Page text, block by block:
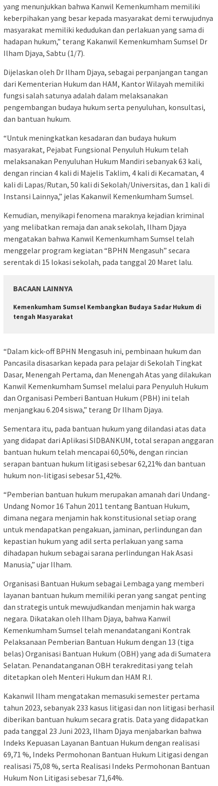
yang menunjukkan bahwa Kanwil Kemenkumham memiliki
keberpihakan yang besar kepada masyarakat demi terwujudnya
masyarakat memiliki kedudukan dan perlakuan yang sama di
hadapan hukum,” terang Kakanwil Kemenkumham Sumsel Dr
Ilham Djaya, Sabtu (1/7).
Dijelaskan oleh Dr Ilham Djaya, sebagai perpanjangan tangan
dari Kementerian Hukum dan HAM, Kantor Wilayah memiliki
fungsi salah satunya adalah dalam melaksanakan
pengembangan budaya hukum serta penyuluhan, konsultasi,
dan bantuan hukum.
“Untuk meningkatkan kesadaran dan budaya hukum
masyarakat, Pejabat Fungsional Penyuluh Hukum telah
melaksanakan Penyuluhan Hukum Mandiri sebanyak 63 kali,
dengan rincian 4 kali di Majelis Taklim, 4 kali di Kecamatan, 4
kali di Lapas/Rutan, 50 kali di Sekolah/Universitas, dan 1 kali di
Instansi Lainnya,” jelas Kakanwil Kemenkumham Sumsel.
Kemudian, menyikapi fenomena maraknya kejadian kriminal
yang melibatkan remaja dan anak sekolah, Ilham Djaya
mengatakan bahwa Kanwil Kemenkumham Sumsel telah
menggelar program kegiatan “BPHN Mengasuh” secara
serentak di 15 lokasi sekolah, pada tanggal 20 Maret lalu.
BACAAN LAINNYA
Kemenkumham Sumsel Kembangkan Budaya Sadar Hukum di
tengah Masyarakat
“Dalam kick-off BPHN Mengasuh ini, pembinaan hukum dan
Pancasila disasarkan kepada para pelajar di Sekolah Tingkat
Dasar, Menengah Pertama, dan Menengah Atas yang dilakukan
Kanwil Kemenkumham Sumsel melalui para Penyuluh Hukum
dan Organisasi Pemberi Bantuan Hukum (PBH) ini telah
menjangkau 6.204 siswa,” terang Dr Ilham Djaya.
Sementara itu, pada bantuan hukum yang dilandasi atas data
yang didapat dari Aplikasi SIDBANKUM, total serapan anggaran
bantuan hukum telah mencapai 60,50%, dengan rincian
serapan bantuan hukum litigasi sebesar 62,21% dan bantuan
hukum non-litigasi sebesar 51,42%.
“Pemberian bantuan hukum merupakan amanah dari Undang-
Undang Nomor 16 Tahun 2011 tentang Bantuan Hukum,
dimana negara menjamin hak konstitusional setiap orang
untuk mendapatkan pengakuan, jaminan, perlindungan dan
kepastian hukum yang adil serta perlakuan yang sama
dihadapan hukum sebagai sarana perlindungan Hak Asasi
Manusia,” ujar Ilham.
Organisasi Bantuan Hukum sebagai Lembaga yang memberi
layanan bantuan hukum memiliki peran yang sangat penting
dan strategis untuk mewujudkandan menjamin hak warga
negara. Dikatakan oleh Ilham Djaya, bahwa Kanwil
Kemenkumham Sumsel telah menandatangani Kontrak
Pelaksanaan Pemberian Bantuan Hukum dengan 13 (tiga
belas) Organisasi Bantuan Hukum (OBH) yang ada di Sumatera
Selatan. Penandatanganan OBH terakreditasi yang telah
ditetapkan oleh Menteri Hukum dan HAM R.I.
Kakanwil Ilham mengatakan memasuki semester pertama
tahun 2023, sebanyak 233 kasus litigasi dan non litigasi berhasil
diberikan bantuan hukum secara gratis. Data yang didapatkan
pada tanggal 23 Juni 2023, Ilham Djaya menjabarkan bahwa
Indeks Kepuasan Layanan Bantuan Hukum dengan realisasi
69,71 %, Indeks Permohonan Bantuan Hukum Litigasi dengan
realisasi 75,08 %, serta Realisasi Indeks Permohonan Bantuan
Hukum Non Litigasi sebesar 71,64%.